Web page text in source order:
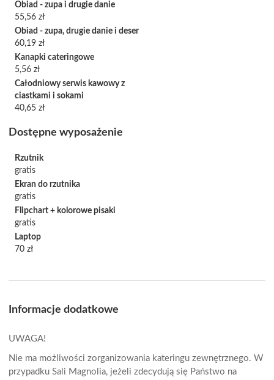
Obiad - zupa i drugie danie
55,56 zł
Obiad - zupa, drugie danie i deser
60,19 zł
Kanapki cateringowe
5,56 zł
Całodniowy serwis kawowy z
ciastkami i sokami
40,65 zł
Dostępne wyposażenie
Rzutnik
gratis
Ekran do rzutnika
gratis
Flipchart + kolorowe pisaki
gratis
Laptop
70 zł
Informacje dodatkowe
UWAGA!
Nie ma możliwości zorganizowania kateringu zewnętrznego. W
przypadku Sali Magnolia, jeżeli zdecydują się Państwo na